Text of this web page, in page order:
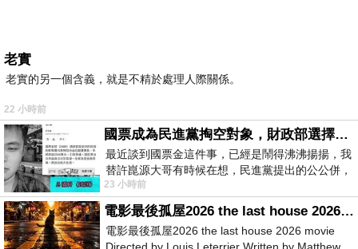
老實
老實的另一個含義，就是不精於處理人際關係。
22 小時前
國票成為民進黨掏空對象，財政部選擇性失憶
最近談到國票金這件事，已經是鬧得沸沸揚揚，我
替許崑源大哥有時候在想，民進黨提出的公公併，
其實就是想要國庫通黨庫，鬧出最大的醜
23 小時前
電影最後孤屋2026 the last house 2026 movie
電影最後孤屋2026 the last house 2026 movie